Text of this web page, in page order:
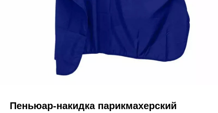
Пеньюар-накидка парикмахерский